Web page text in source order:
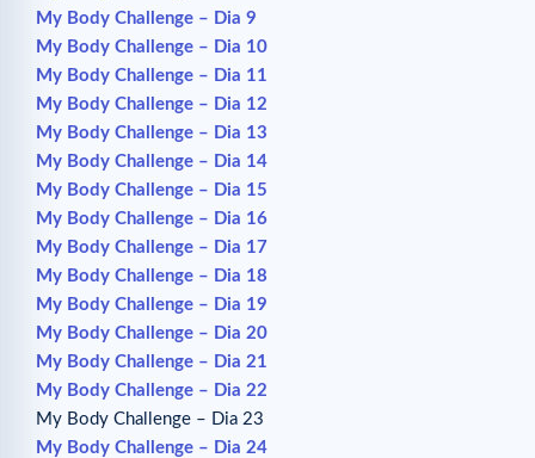
My Body Challenge – Dia 9
My Body Challenge – Dia 10
My Body Challenge – Dia 11
My Body Challenge – Dia 12
My Body Challenge – Dia 13
My Body Challenge – Dia 14
My Body Challenge – Dia 15
My Body Challenge – Dia 16
My Body Challenge – Dia 17
My Body Challenge – Dia 18
My Body Challenge – Dia 19
My Body Challenge – Dia 20
My Body Challenge – Dia 21
My Body Challenge – Dia 22
My Body Challenge – Dia 23
My Body Challenge – Dia 24